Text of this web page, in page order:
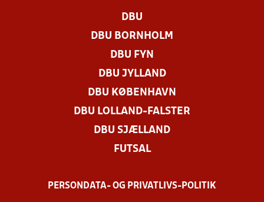
DBU
DBU BORNHOLM
DBU FYN
DBU JYLLAND
DBU KØBENHAVN
DBU LOLLAND-FALSTER
DBU SJÆLLAND
FUTSAL
PERSONDATA- OG PRIVATLIVS-POLITIK